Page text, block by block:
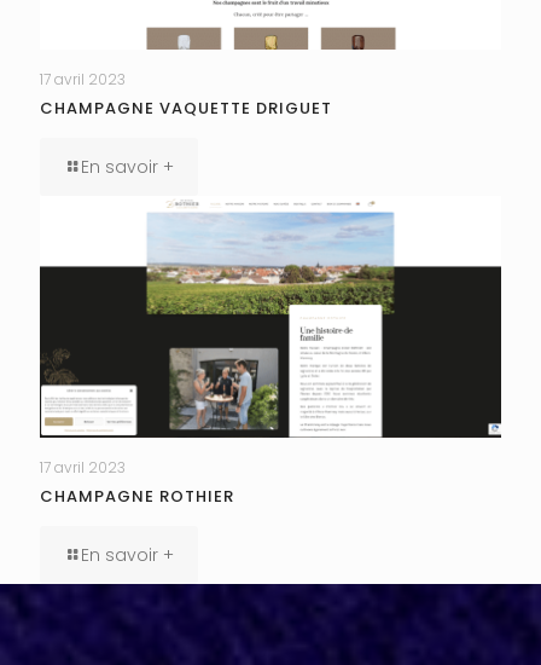
17 avril 2023
CHAMPAGNE VAQUETTE DRIGUET
En savoir +
17 avril 2023
CHAMPAGNE ROTHIER
En savoir +